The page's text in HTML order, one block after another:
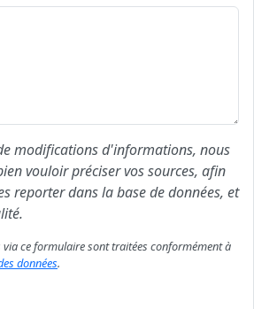
modifications d'informations, nous
vouloir préciser vos sources, afin
reporter dans la base de données, et
via ce formulaire sont traitées conformément à
données.